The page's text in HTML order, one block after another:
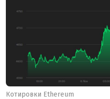
Котировки Ethereum